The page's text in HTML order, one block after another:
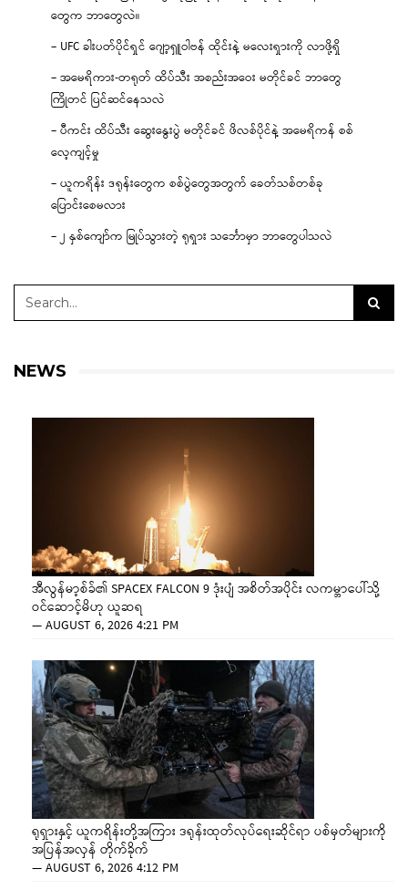
တွေက ဘာတွေလဲ။
– UFC ခါးပတ်ပိုင်ရှင် ဂျော့ရှူဝါဗန် ထိုင်းနဲ့ မလေးရှားကို လာဖို့ရှိ
– အမေရိကား-တရုတ် ထိပ်သီး အစည်းအဝေး မတိုင်ခင် ဘာတွေ
ကြိုတင် ပြင်ဆင်နေသလဲ
– ပီကင်း ထိပ်သီး ဆွေးနွေးပွဲ မတိုင်ခင် ဖိလစ်ပိုင်နဲ့ အမေရိကန် စစ်
လေ့ကျင့်မှု
– ယူကရိန်း ဒရုန်းတွေက စစ်ပွဲတွေအတွက် ခေတ်သစ်တစ်ခု
ပြောင်းစေမလား
– ၂ နှစ်ကျော်က မြုပ်သွားတဲ့ ရုရှား သင်္ဘောမှာ ဘာတွေပါသလဲ
NEWS
အီလွန်မာ့စ်ခ်၏ SPACEX FALCON 9 ဒုံးပျံ အစိတ်အပိုင်း လကမ္ဘာပေါ်သို့
ဝင်ဆောင့်မိဟု ယူဆရ
—AUGUST 6, 2026 4:21 PM
ရုရှားနှင့် ယူကရိန်းတို့အကြား ဒရုန်းထုတ်လုပ်ရေးဆိုင်ရာ ပစ်မှတ်များကို
အပြန်အလှန် တိုက်ခိုက်
—AUGUST 6, 2026 4:12 PM